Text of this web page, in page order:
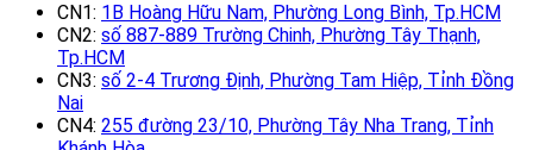
CN1: 1B Hoàng Hữu Nam, Phường Long Bình, Tp.HCM
CN2: số 887-889 Trường Chinh, Phường Tây Thạnh,
Tp.HCM
CN3: số 2-4 Trương Định, Phường Tam Hiệp, Tỉnh Đồng
Nai
CN4: 255 đường 23/10, Phường Tây Nha Trang, Tỉnh